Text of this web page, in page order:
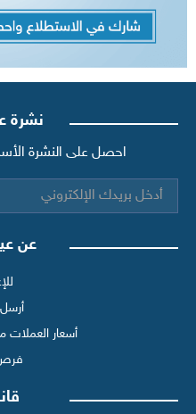
نشرة
احصل على النشرة
عن
أسعار العملات